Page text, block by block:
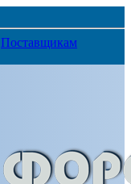
Поставщикам